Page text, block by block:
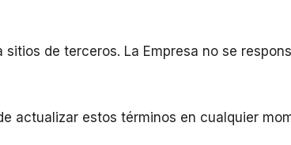
de terceros. La Empresa no se
actualizar estos términos en cualquier